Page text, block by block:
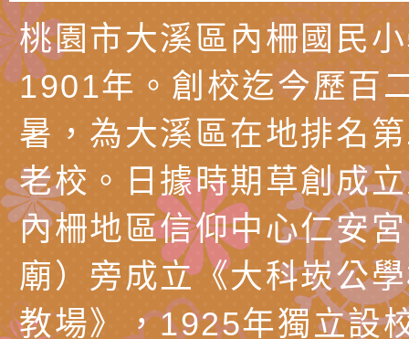
中心」及「國中小職
習營」等師生，參訪
「第56屆全國技能競
者保齡球賽」
檢送桃園市政府LED
字稿及LCD託播影（
轉知衛生福利部社會
檢送該部國民健康
產期高風險孕產婦（
關懷計畫」說明1份
有關社團法人中華民
家長協會(以下稱該
「115年度『視界同
庭支持與分享系列講
場線上座談會」活動
檢送桃園市政府家庭
「小桃家3月課程資
檢送本府新聞處115
安全宣導標語播放表
宣導影像素材
檢送行政院新聞傳播
月份公共服務政策溝
檢送桃園市立慈文國
桃園市大溪區內柵國民
1901年。創校迄今歷百
暑，為大溪區在地排名
老校。日據時期草創成
內柵地區信仰中心仁安
廟）旁成立《大科崁公
教場》，1925年獨立設